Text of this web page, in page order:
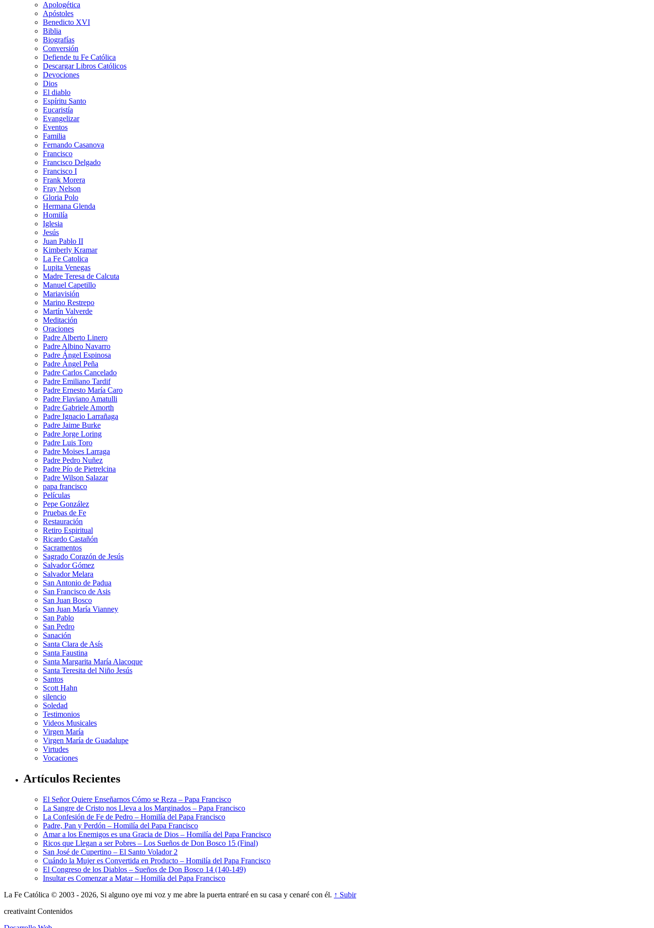
Apologética
Apóstoles
Benedicto XVI
Biblia
Biografías
Conversión
Defiende tu Fe Católica
Descargar Libros Católicos
Devociones
Dios
El diablo
Espíritu Santo
Eucaristía
Evangelizar
Eventos
Familia
Fernando Casanova
Francisco
Francisco Delgado
Francisco I
Frank Morera
Fray Nelson
Gloria Polo
Hermana Glenda
Homilía
Iglesia
Jesús
Juan Pablo II
Kimberly Kramar
La Fe Catolica
Lupita Venegas
Madre Teresa de Calcuta
Manuel Capetillo
Mariavisión
Marino Restrepo
Martín Valverde
Meditación
Oraciones
Padre Alberto Linero
Padre Albino Navarro
Padre Ángel Espinosa
Padre Ángel Peña
Padre Carlos Cancelado
Padre Emiliano Tardif
Padre Ernesto María Caro
Padre Flaviano Amatulli
Padre Gabriele Amorth
Padre Ignacio Larrañaga
Padre Jaime Burke
Padre Jorge Loring
Padre Luis Toro
Padre Moises Larraga
Padre Pedro Nuñez
Padre Pío de Pietrelcina
Padre Wilson Salazar
papa francisco
Películas
Pepe González
Pruebas de Fe
Restauración
Retiro Espiritual
Ricardo Castañón
Sacramentos
Sagrado Corazón de Jesús
Salvador Gómez
Salvador Melara
San Antonio de Padua
San Francisco de Asis
San Juan Bosco
San Juan María Vianney
San Pablo
San Pedro
Sanación
Santa Clara de Asís
Santa Faustina
Santa Margarita María Alacoque
Santa Teresita del Niño Jesús
Santos
Scott Hahn
silencio
Soledad
Testimonios
Videos Musicales
Virgen María
Virgen María de Guadalupe
Virtudes
Vocaciones
Artículos Recientes
El Señor Quiere Enseñarnos Cómo se Reza – Papa Francisco
La Sangre de Cristo nos Lleva a los Marginados – Papa Francisco
La Confesión de Fe de Pedro – Homilía del Papa Francisco
Padre, Pan y Perdón – Homilía del Papa Francisco
Amar a los Enemigos es una Gracia de Dios – Homilía del Papa Francisco
Ricos que Llegan a ser Pobres – Los Sueños de Don Bosco 15 (Final)
San José de Cupertino – El Santo Volador 2
Cuándo la Mujer es Convertida en Producto – Homilía del Papa Francisco
El Congreso de los Diablos – Sueños de Don Bosco 14 (140-149)
Insultar es Comenzar a Matar – Homilía del Papa Francisco
La Fe Católica © 2003 - 2026, Si alguno oye mi voz y me abre la puerta entraré en su casa y cenaré con él. ↑ Subir
creativaint Contenidos